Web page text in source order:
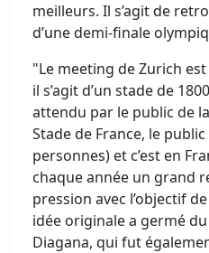
meilleurs. Il s’agit de
d’une demi-finale
"Le meeting de Zurich
il s’agit d’un stade de
attendu par le public de
Stade de France, le
personnes) et c’est en
chaque année un grand
pression avec l’objectif
idée originale a germé
Diagana, qui fut